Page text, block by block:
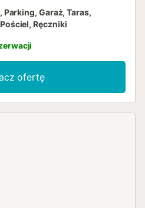
Garaż, Taras,
Ręczniki
ofertę